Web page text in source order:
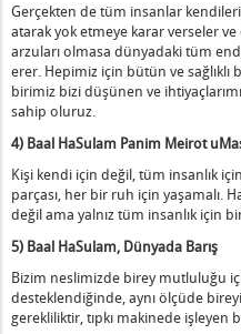
2020 – “Yeni Dünya”
– 2020: Onludaki Manevi
Mantık Ötesi Birlik
Hayatın Köküne Bağlanmak
Hayatın Köküne Bağlanmak
Bağlanma
Uyanış”
Materyali
İnşa Etmek
17-19 Mayıs 2019
Hepimiz Tek Bir Aileyiz”
Gerçekten de tüm insanlar
atarak yok etmeye karar verseler
arzuları olmasa dünyadaki tüm
erer. Hepimiz için bütün ve
birimiz bizi düşünen ve
sahip oluruz.
4) Baal HaSulam Panim Meirot
Kişi kendi için değil, tüm insanlık
parçası, her bir ruh için yaşamalı.
değil ama yalnız tüm insanlık için
5) Baal HaSulam, Dünyada Barış
Bizim neslimizde birey mutluluğu
desteklendiğinde, aynı ölçüde
gerekliliktir, tıpkı makinede işleyen